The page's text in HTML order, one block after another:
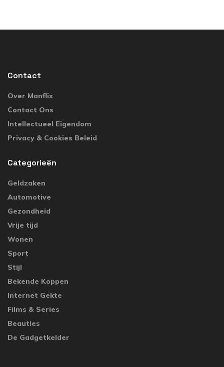
Contact
Over Manflix
Contact Ons
Intellectueel Eigendom
Privacy & Cookies Beleid
Categorieën
Geldzaken
Automotive
Gezondheid
Vrije tijd
Wonen
Sport
Stijl
Bekende Koppen
Internet Gekte
Films & Series
Beauties
De Gadgetkelder